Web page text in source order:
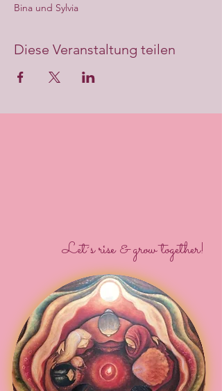
Bina und Sylvia
Diese Veranstaltung teilen
Let´s rise & grow together!